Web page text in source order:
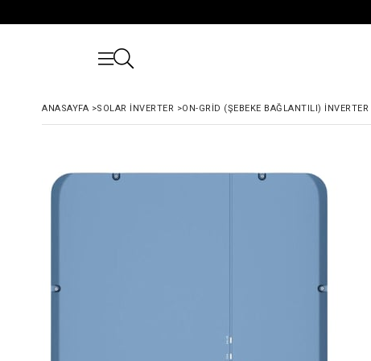
ANASAYFA >SOLAR İNVERTER >ON-GRID (ŞEBEKE BAĞLANTILI) İNVERTER